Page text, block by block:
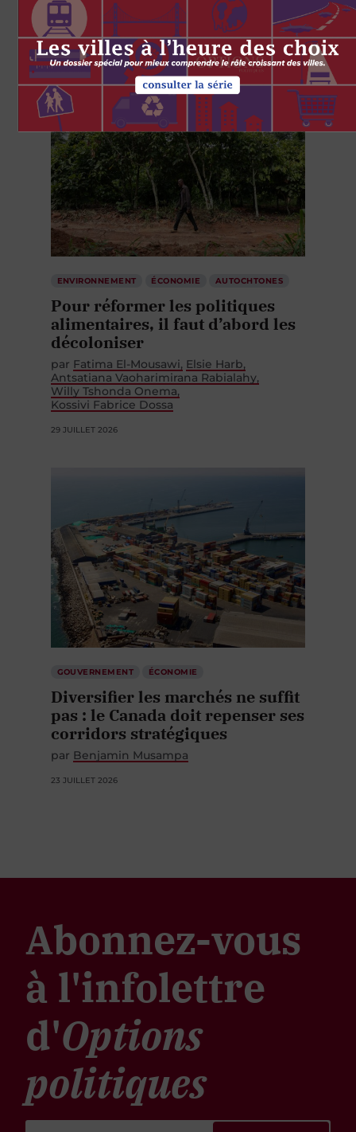
4 AOÛT 2026
ENVIRONNEMENT ÉCONOMIE AUTOCHTONES
Pour réformer les politiques
alimentaires, il faut d’abord les
décoloniser
par Fatima El-Mousawi Elsie Harb
Antsatiana Vaoharimirana Rabialahy
Willy Tshonda Onema
Kossivi Fabrice Dossa
29 JUILLET 2026
GOUVERNEMENT ÉCONOMIE
Diversifier les marchés ne suffit
pas : le Canada doit repenser ses
corridors stratégiques
par Benjamin Musampa
23 JUILLET 2026
Abonnez-vous
à l'infolettre
d'Options
politiques